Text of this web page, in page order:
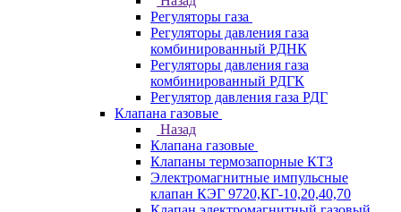
Регуляторы газа
Регуляторы давления газа
комбинированный РДНК
Регуляторы давления газа
комбинированный РДГК
Регулятор давления газа РДГ
Клапана газовые
Назад
Клапана газовые
Клапаны термозапорные КТЗ
Электромагнитные импульсные
клапан КЭГ 9720,КГ-10,20,40,70